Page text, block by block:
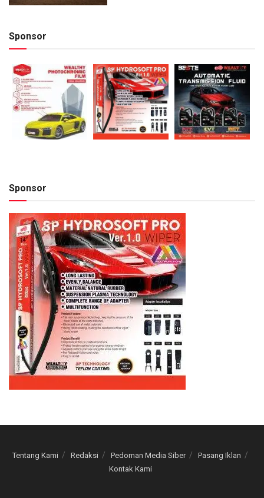
Sponsor
Sponsor
Tentang Kami Redaksi Pedoman Media Siber
Pasang Iklan
Kontak Kami